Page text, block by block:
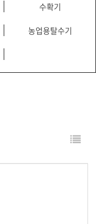
수확기
농업용탈수기